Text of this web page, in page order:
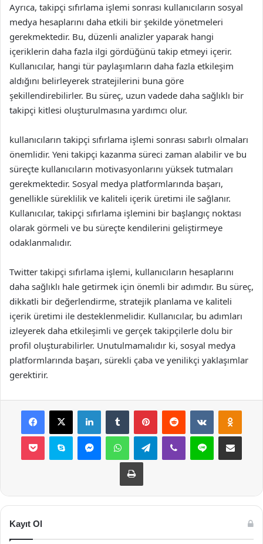
Ayrıca, takipçi sıfırlama işlemi sonrası kullanıcıların sosyal
medya hesaplarını daha etkili bir şekilde yönetmeleri
gerekmektedir. Bu, düzenli analizler yaparak hangi
içeriklerin daha fazla ilgi gördüğünü takip etmeyi içerir.
Kullanıcılar, hangi tür paylaşımların daha fazla etkileşim
aldığını belirleyerek stratejilerini buna göre
şekillendirebilirler. Bu süreç, uzun vadede daha sağlıklı bir
takipçi kitlesi oluşturulmasına yardımcı olur.
kullanıcıların takipçi sıfırlama işlemi sonrası sabırlı olmaları
önemlidir. Yeni takipçi kazanma süreci zaman alabilir ve bu
süreçte kullanıcıların motivasyonlarını yüksek tutmaları
gerekmektedir. Sosyal medya platformlarında başarı,
genellikle süreklilik ve kaliteli içerik üretimi ile sağlanır.
Kullanıcılar, takipçi sıfırlama işlemini bir başlangıç noktası
olarak görmeli ve bu süreçte kendilerini geliştirmeye
odaklanmalıdır.
Twitter takipçi sıfırlama işlemi, kullanıcıların hesaplarını
daha sağlıklı hale getirmek için önemli bir adımdır. Bu süreç,
dikkatli bir değerlendirme, stratejik planlama ve kaliteli
içerik üretimi ile desteklenmelidir. Kullanıcılar, bu adımları
izleyerek daha etkileşimli ve gerçek takipçilerle dolu bir
profil oluşturabilirler. Unutulmamalıdır ki, sosyal medya
platformlarında başarı, sürekli çaba ve yenilikçi yaklaşımlar
gerektirir.
Facebook
X LinkedInTumblr PinterestReddit VKontakte
Pocket Skype MessengerWhatsAppTelegramViber Line E-Posta ile
Yazdır
Kayıt Ol